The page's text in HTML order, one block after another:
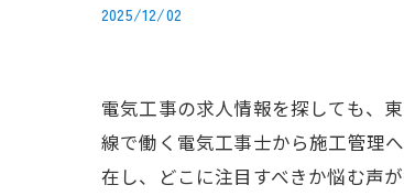
2025/12/02
電気工事の求人情報を探しても、
線で働く電気工事士から施工管理
在し、どこに注目すべきか悩む声